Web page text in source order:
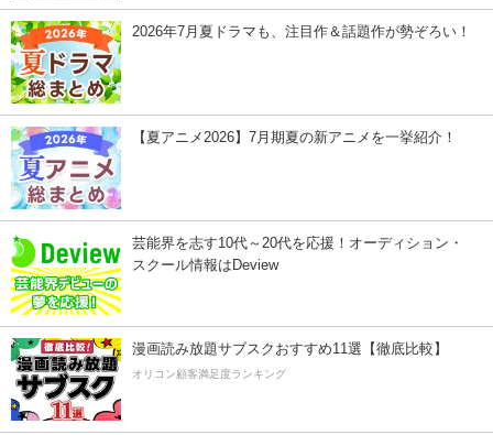
2026年7月夏ドラマも、注目作＆話題作が勢ぞろい！
【夏アニメ2026】7月期夏の新アニメを一挙紹介！
芸能界を志す10代～20代を応援！オーディション・
スクール情報はDeview
漫画読み放題サブスクおすすめ11選【徹底比較】
オリコン顧客満足度ランキング